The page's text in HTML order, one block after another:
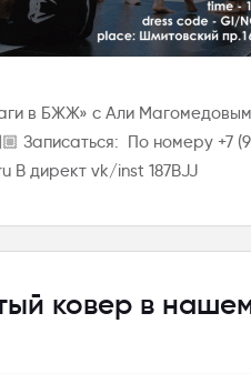
в БЖЖ» с Али
Записаться: По номеру +7
В директ vk/inst 187BJJ
ковер в